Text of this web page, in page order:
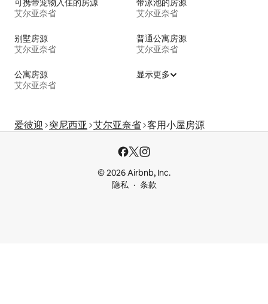
可携带宠物入住的房源
艾尔亚奈省
带泳池的房源
艾尔亚奈省
别墅房源
艾尔亚奈省
普通公寓房源
艾尔亚奈省
公寓房源
艾尔亚奈省
显示更多
爱彼迎 突尼西亚 艾尔亚奈省 客用小屋房源
© 2026 Airbnb, Inc.
隐私
条款